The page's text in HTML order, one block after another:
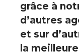
grâce à
d’autres
et sur
la